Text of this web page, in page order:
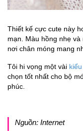
Thiết kế cực cute này
mạn. Màu hồng nhẹ
nơi chân móng mang
Tôi hi vọng một vài
chọn tốt nhất cho bộ
phúc.
Nguồn: Internet